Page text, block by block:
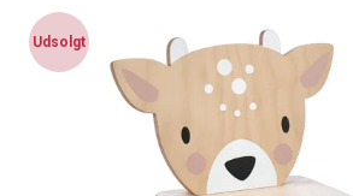
Udsolgt